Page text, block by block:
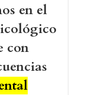
en el
con